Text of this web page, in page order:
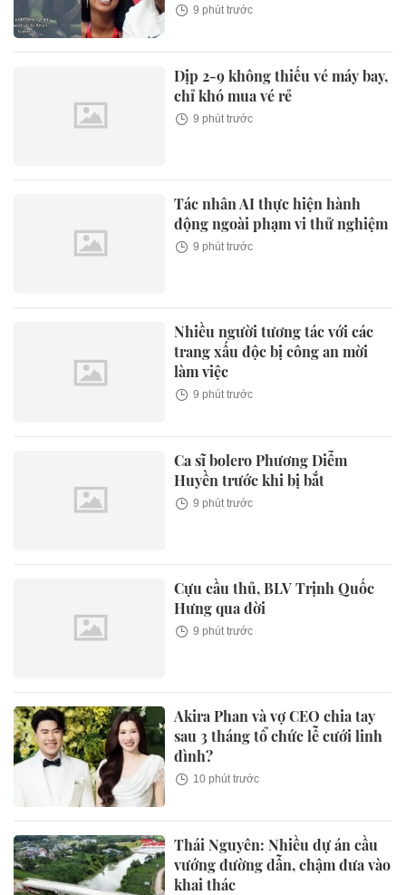
9 phút trước
Dịp 2-9 không thiếu vé máy bay,
chỉ khó mua vé rẻ
9 phút trước
Tác nhân AI thực hiện hành
động ngoài phạm vi thử nghiệm
9 phút trước
Nhiều người tương tác với các
trang xấu độc bị công an mời
làm việc
9 phút trước
Ca sĩ bolero Phương Diễm
Huyền trước khi bị bắt
9 phút trước
Cựu cầu thủ, BLV Trịnh Quốc
Hưng qua đời
9 phút trước
Akira Phan và vợ CEO chia tay
sau 3 tháng tổ chức lễ cưới linh
đình?
10 phút trước
Thái Nguyên: Nhiều dự án cầu
vướng đường dẫn, chậm đưa vào
khai thác